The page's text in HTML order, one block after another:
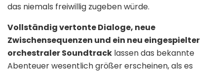
das niemals freiwillig zugeben würde.
Vollständig vertonte Dialoge, neue
Zwischensequenzen und ein neu eingespielter
orchestraler Soundtrack lassen das bekannte
Abenteuer wesentlich größer erscheinen, als es